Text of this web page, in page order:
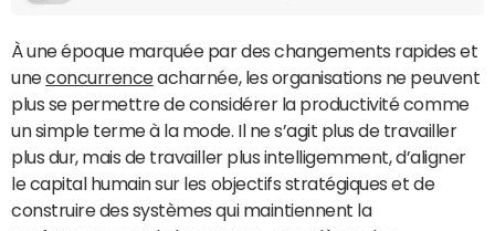
À une époque marquée par des changements rapides et
uneconcurrenceacharnée, les organisations ne peuvent
plus se permettre de considérer la productivité comme
un simple terme à la mode. Il ne s’agit plus de travailler
plus dur, mais de travailler plus intelligemment, d’aligner
le capital humain sur les objectifs stratégiques et de
construire des systèmes qui maintiennent la